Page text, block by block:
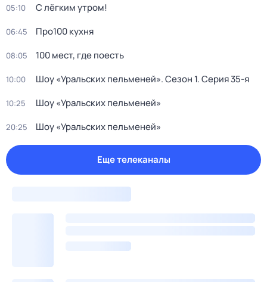
05:10 С лёгким утром!
06:45 Про100 кухня
08:05 100 мест, где поесть
10:00 Шоу «Уральских пельменей». Сезон 1. Серия 35-я
10:25 Шоу «Уральских пельменей»
20:25 Шоу «Уральских пельменей»
Еще телеканалы